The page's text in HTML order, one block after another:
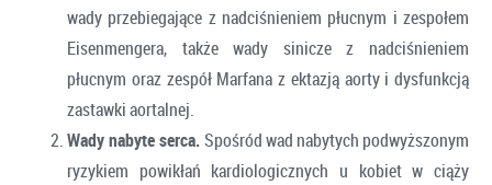
wady przebiegające z nadciśnieniem płucnym i zespołem
Eisenmengera, także wady sinicze z nadciśnieniem
płucnym oraz zespół Marfana z ektazją aorty i dysfunkcją
zastawki aortalnej.
Wady nabyte serca.Spośród wad nabytych podwyższonym
ryzykiem powikłań kardiologicznych u kobiet w ciąży